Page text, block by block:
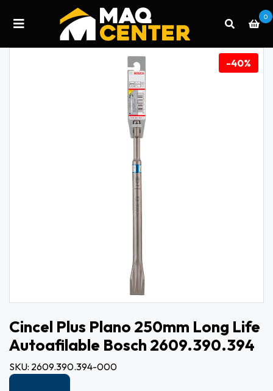
0
-40%
Cincel Plus Plano 250mm Long Life
Autoafilable Bosch 2609.390.394
SKU: 2609.390.394-000